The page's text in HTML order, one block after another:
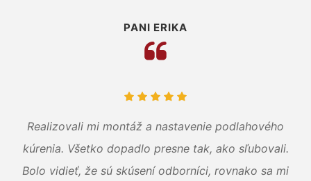
PANI ERIKA
Realizovali mi montáž a nastavenie podlahového
kúrenia. Všetko dopadlo presne tak, ako sľubovali.
Bolo vidieť, že sú skúsení odborníci, rovnako sa mi